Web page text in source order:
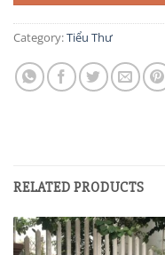
Category:Tiểu Thư
RELATED PRODUCTS